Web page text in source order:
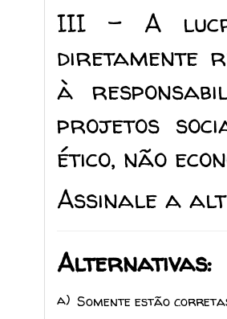
III - A
diretamente
à
projetos
ético, não
Assinale a
Alternativas:
a) Somente estão